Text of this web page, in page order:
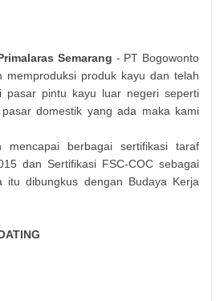
Semarang - PT Bogowonto
memproduksi produk kayu dan telah
pasar pintu kayu luar negeri seperti
domestik yang ada maka kami
mencapai berbagai sertifikasi taraf
dan Sertifikasi FSC-COC sebagai
dibungkus dengan Budaya Kerja